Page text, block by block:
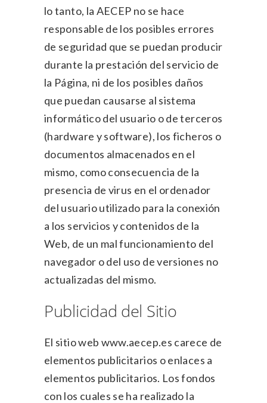
lo tanto, la AECEP no se hace
responsable de los posibles errores
de seguridad que se puedan producir
durante la prestación del servicio de
la Página, ni de los posibles daños
que puedan causarse al sistema
informático del usuario o de terceros
(hardware y software), los ficheros o
documentos almacenados en el
mismo, como consecuencia de la
presencia de virus en el ordenador
del usuario utilizado para la conexión
a los servicios y contenidos de la
Web, de un mal funcionamiento del
navegador o del uso de versiones no
actualizadas del mismo.
Publicidad del Sitio
El sitio web www.aecep.es carece de
elementos publicitarios o enlaces a
elementos publicitarios. Los fondos
con los cuales se ha realizado la